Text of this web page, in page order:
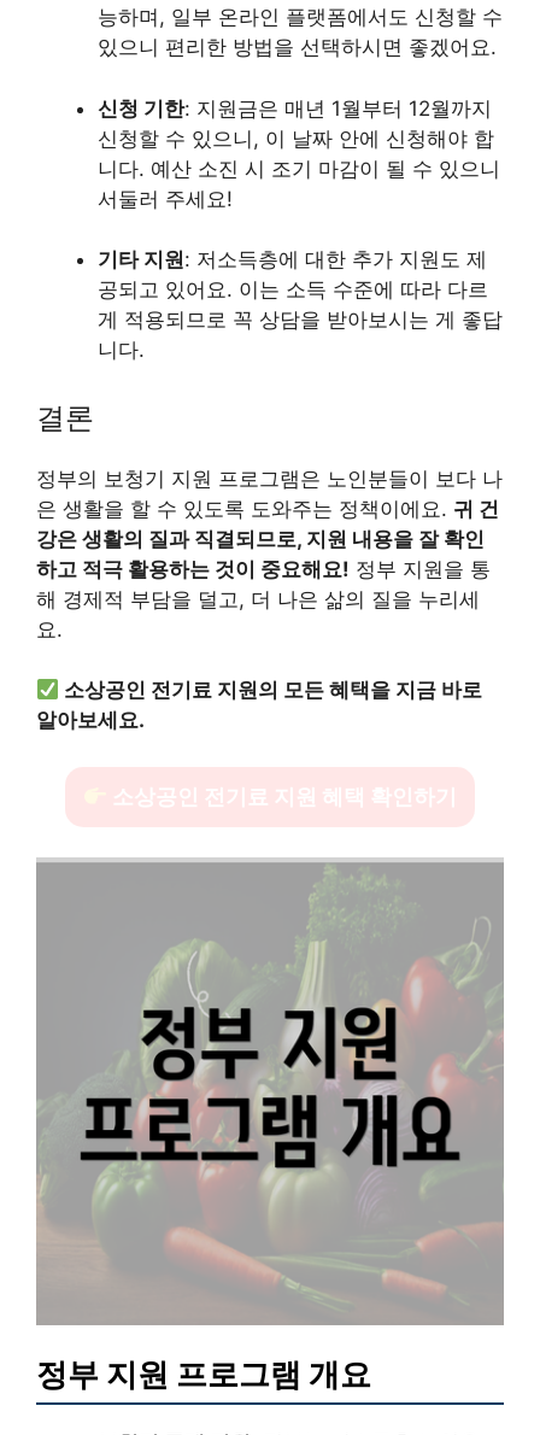
능하며, 일부 온라인 플랫폼에서도 신청할 수
있으니 편리한 방법을 선택하시면 좋겠어요.
신청 기한: 지원금은 매년 1월부터 12월까지
신청할 수 있으니, 이 날짜 안에 신청해야 합
니다. 예산 소진 시 조기 마감이 될 수 있으니
서둘러 주세요!
기타 지원: 저소득층에 대한 추가 지원도 제
공되고 있어요. 이는 소득 수준에 따라 다르
게 적용되므로 꼭 상담을 받아보시는 게 좋답
니다.
결론
정부의 보청기 지원 프로그램은 노인분들이 보다 나
은 생활을 할 수 있도록 도와주는 정책이에요. 귀 건
강은 생활의 질과 직결되므로, 지원 내용을 잘 확인
하고 적극 활용하는 것이 중요해요! 정부 지원을 통
해 경제적 부담을 덜고, 더 나은 삶의 질을 누리세
요.
소상공인 전기료 지원의 모든 혜택을 지금 바로
알아보세요.
소상공인 전기료 지원 혜택 확인하기
정부 지원 프로그램 개요